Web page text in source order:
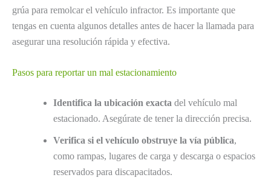
grúa para remolcar el vehículo infractor. Es importante que
tengas en cuenta algunos detalles antes de hacer la llamada para
asegurar una resolución rápida y efectiva.
Pasos para reportar un mal estacionamiento
Identifica la ubicación exacta del vehículo mal
estacionado. Asegúrate de tener la dirección precisa.
Verifica si el vehículo obstruye la vía pública,
como rampas, lugares de carga y descarga o espacios
reservados para discapacitados.